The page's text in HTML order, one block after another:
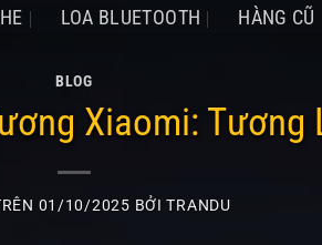
LOA BLUETOOTH HÀNG CŨ
BLOG
Xiaomi:
01/10/2025 BỞITRANDU